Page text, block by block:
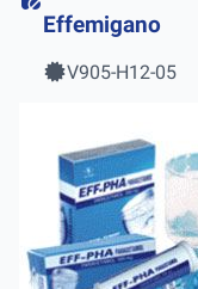
Effemigano
V905-H12-05